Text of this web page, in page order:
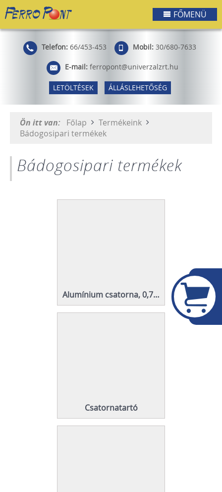
FŐMENÜ
Telefon: 66/453-453 Mobil: 30/680-7633
E-mail: ferropont@univerzalzrt.hu
LETÖLTÉSEK ÁLLÁSLEHETŐSÉG
Ön itt van: Főlap
Termékeink
Bádogosipari termékek
Bádogosipari termékek
Alumínium csatorna, 0,7 MM
Csatornatartó